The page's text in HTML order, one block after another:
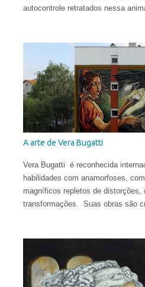
autocontrole retratados nessa
A arte de Vera Bugatti
Vera Bugatti é reconhecida
habilidades com anamorfoses,
magníficos repletos de distorções,
transformações. Suas obras são
pesquisa em Mântua com uma
heterodoxos do século XVI.
histórica e iconológica e colaborou